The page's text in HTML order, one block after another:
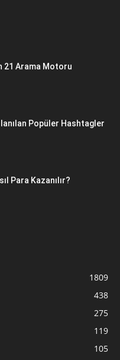
21 Arama Motoru
Popüler Hashtagler
Para Kazanılır?
1809
438
275
119
105